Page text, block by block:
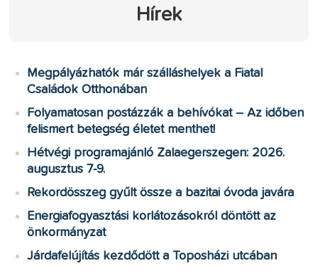
Hírek
Megpályázhatók már szálláshelyek a Fiatal
Családok Otthonában
Folyamatosan postázzák a behívókat – Az időben
felismert betegség életet menthet!
Hétvégi programajánló Zalaegerszegen: 2026.
augusztus 7-9.
Rekordösszeg gyűlt össze a bazitai óvoda javára
Energiafogyasztási korlátozásokról döntött az
önkormányzat
Járdafelújítás kezdődött a Toposházi utcában